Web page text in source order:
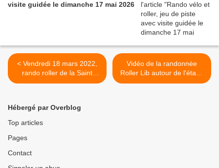
visite guidée le dimanche 17 mai 2026
< Vendredi 18 mars 2022,
rando roller de la Saint
Patrick à Nîmes
Vidéo de la randonnée
Roller Lib autour de l'étang
de Thau >
Hébergé par Overblog
Top articles
Pages
Contact